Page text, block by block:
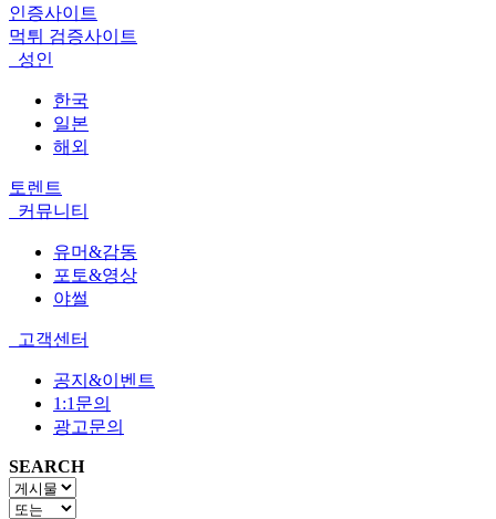
인증사이트
먹튀 검증사이트
성인
한국
일본
해외
토렌트
커뮤니티
유머&감동
포토&영상
야썰
고객센터
공지&이벤트
1:1문의
광고문의
SEARCH